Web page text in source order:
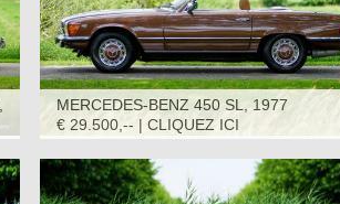
MERCEDES-BENZ 450 SL, 1977
€ 29.500,-- | CLIQUEZ ICI